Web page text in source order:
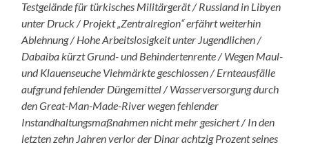
Testgelände für türkisches Militärgerät / Russland in Libyen
unter Druck / Projekt „Zentralregion“ erfährt weiterhin
Ablehnung / Hohe Arbeitslosigkeit unter Jugendlichen /
Dabaiba kürzt Grund- und Behindertenrente / Wegen Maul-
und Klauenseuche Viehmärkte geschlossen / Ernteausfälle
aufgrund fehlender Düngemittel / Wasserversorgung durch
den Great-Man-Made-River wegen fehlender
Instandhaltungsmaßnahmen nicht mehr gesichert / In den
letzten zehn Jahren verlor der Dinar achtzig Prozent seines